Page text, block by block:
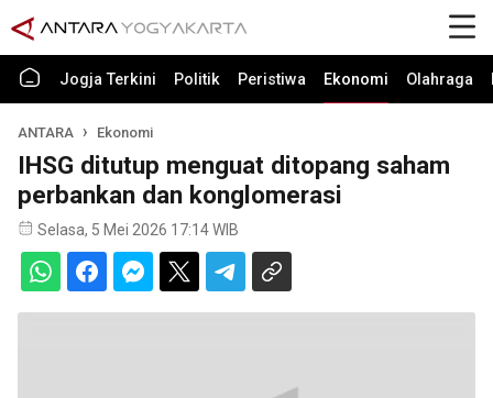
Jogja Terkini Politik Peristiwa Ekonomi Olahraga
ANTARA Ekonomi
IHSG ditutup menguat ditopang saham
perbankan dan konglomerasi
Selasa, 5 Mei 2026 17:14 WIB